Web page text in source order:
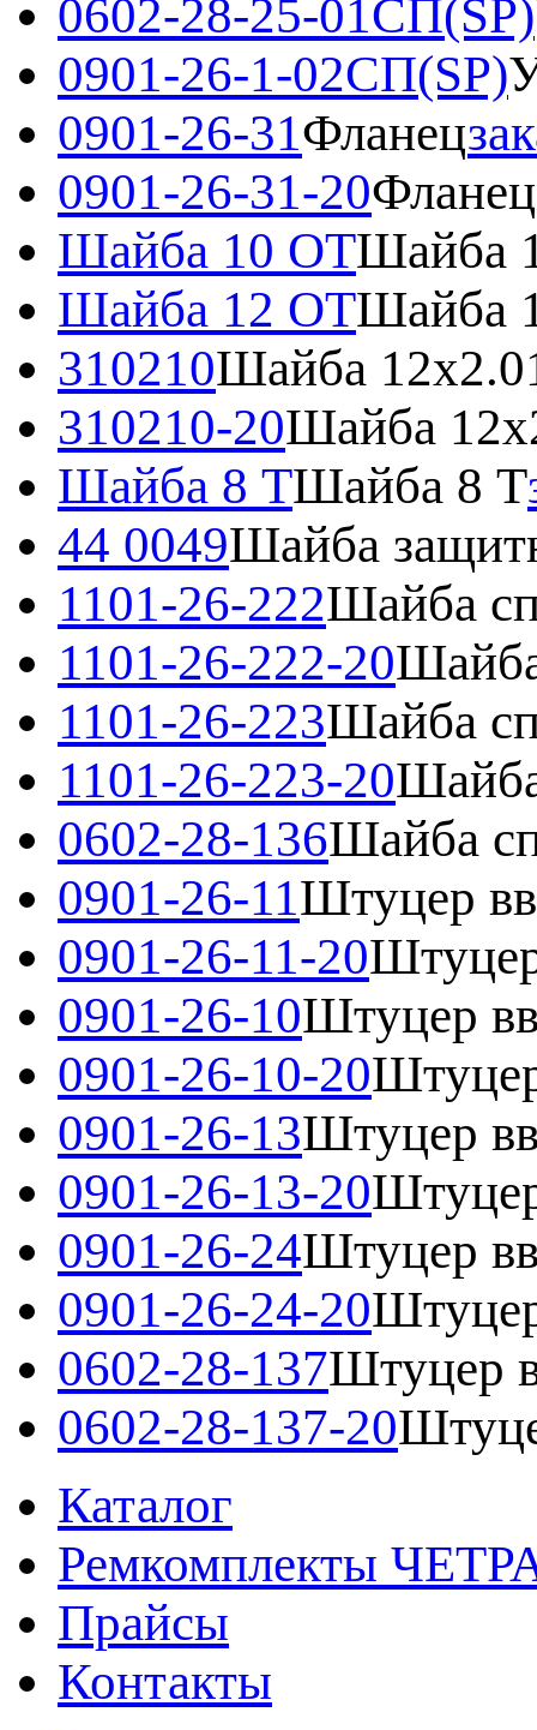
0602-28-25-01СП(SP)
0901-26-1-02СП(SP)
0901-26-31Фланец
0901-26-31-20Фланец
Шайба 10 ОТШайба
Шайба 12 ОТШайба
310210Шайба
310210-20Шайба
Шайба 8 ТШайба 8 Т
44 0049Шайба
1101-26-222Шайба
1101-26-222-20
1101-26-223Шайба
1101-26-223-20
0602-28-136Шайба
0901-26-11Штуцер
0901-26-11-20
0901-26-10Штуцер
0901-26-10-20
0901-26-13Штуцер
0901-26-13-20
0901-26-24Штуцер
0901-26-24-20
0602-28-137Штуцер
0602-28-137-20
Каталог
Ремкомплекты
Прайсы
Контакты